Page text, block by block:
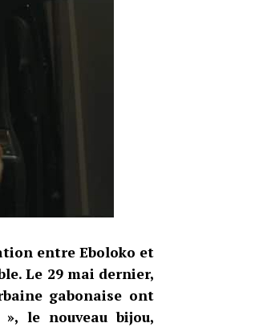
entre Eboloko et
Le 29 mai dernier,
gabonaise ont
le nouveau bijou,